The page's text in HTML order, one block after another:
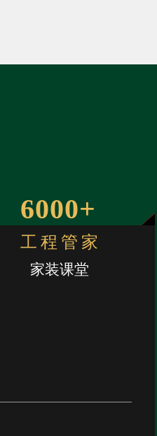
6000+
工程管家
家装课堂